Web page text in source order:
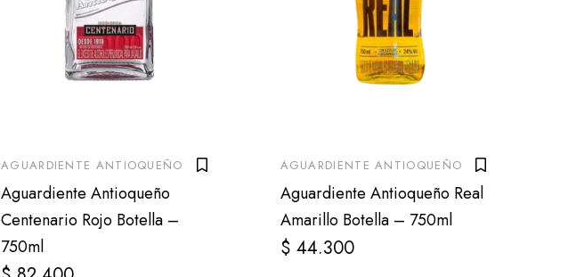
AGUARDIENTE ANTIOQUEÑO
Aguardiente Antioqueño
Centenario Rojo Botella –
750ml
AGUARDIENTE ANTIOQUEÑO
Aguardiente Antioqueño Real
Amarillo Botella – 750ml
$ 44.300